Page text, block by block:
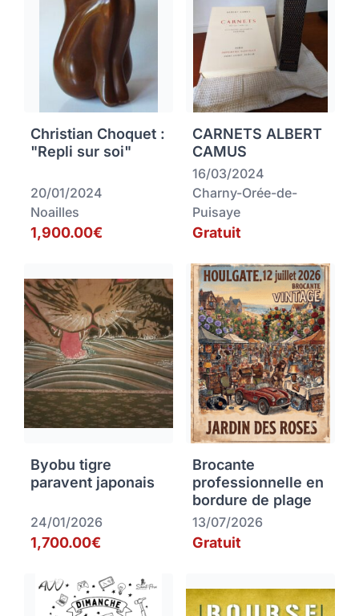
Christian Choquet :
"Repli sur soi"
20/01/2024
Noailles
1,900.00€
CARNETS ALBERT
CAMUS
16/03/2024
Charny-Orée-de-
Puisaye
Gratuit
Byobu tigre
paravent japonais
24/01/2026
1,700.00€
Brocante
professionnelle en
bordure de plage
13/07/2026
Gratuit